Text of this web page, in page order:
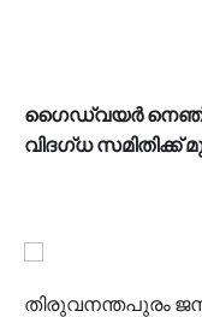
ഗൈഡ്‌വയർ
വിദഗ്ധ സമിതിക്ക്
തിരുവനന്തപുരം